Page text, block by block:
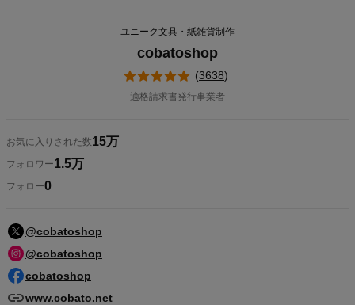
ユニーク文具・紙雑貨制作
cobatoshop
(3638)
適格請求書発行事業者
お気に入りされた数15万
フォロワー1.5万
フォロー0
@cobatoshop
@cobatoshop
cobatoshop
www.cobato.net